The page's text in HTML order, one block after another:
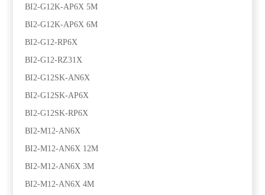
BI2-G12K-AP6X 5M
BI2-G12K-AP6X 6M
BI2-G12-RP6X
BI2-G12-RZ31X
BI2-G12SK-AN6X
BI2-G12SK-AP6X
BI2-G12SK-RP6X
BI2-M12-AN6X
BI2-M12-AN6X 12M
BI2-M12-AN6X 3M
BI2-M12-AN6X 4M